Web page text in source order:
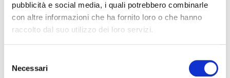
pubblicità e social media, i quali potrebbero combinarle
con altre informazioni che ha fornito loro o che hanno
raccolto dal suo utilizzo dei loro servizi.
delNecessari
TUTTE LE CATEGORIE DEL MAGAZINE